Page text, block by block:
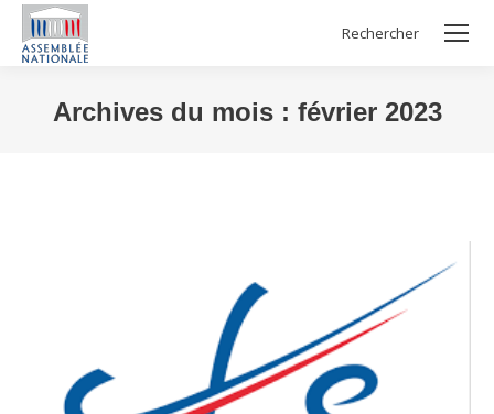
Search:
Rechercher
Archives du mois : février 2023